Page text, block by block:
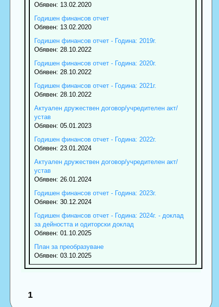
Обявен: 13.02.2020
Годишен финансов отчет
Обявен: 13.02.2020
Годишен финансов отчет - Година: 2019г.
Обявен: 28.10.2022
Годишен финансов отчет - Година: 2020г.
Обявен: 28.10.2022
Годишен финансов отчет - Година: 2021г.
Обявен: 28.10.2022
Актуален дружествен договор/учредителен акт/
устав
Обявен: 05.01.2023
Годишен финансов отчет - Година: 2022г.
Обявен: 23.01.2024
Актуален дружествен договор/учредителен акт/
устав
Обявен: 26.01.2024
Годишен финансов отчет - Година: 2023г.
Обявен: 30.12.2024
Годишен финансов отчет - Година: 2024г. - доклад
за дейността и одиторски доклад
Обявен: 01.10.2025
План за преобразуване
Обявен: 03.10.2025
1